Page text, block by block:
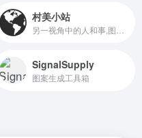
村美小站
SignalSupply
图案生成工具箱